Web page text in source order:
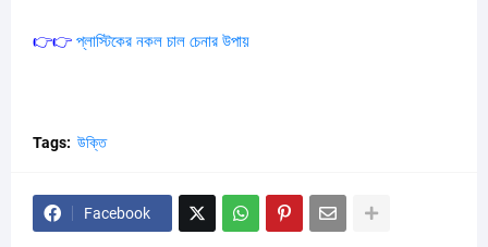
👉👉 প্লাস্টিকের নকল চাল চেনার উপায়
Tags: উক্তি
Facebook